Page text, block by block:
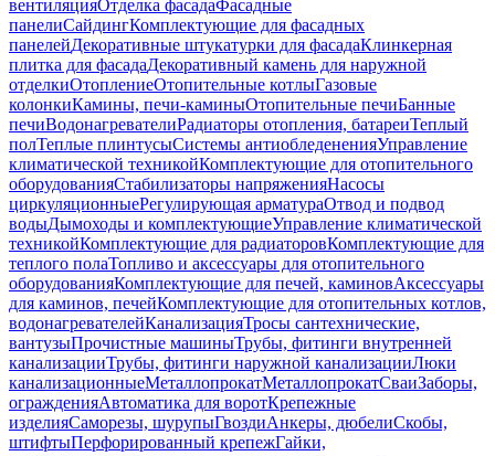
вентиляцияОтделка фасадаФасадные
панелиСайдингКомплектующие для фасадных
панелейДекоративные штукатурки для фасадаКлинкерная
плитка для фасадаДекоративный камень для наружной
отделкиОтоплениеОтопительные котлыГазовые
колонкиКамины, печи-каминыОтопительные печиБанные
печиВодонагревателиРадиаторы отопления, батареиТеплый
полТеплые плинтусыСистемы антиобледененияУправление
климатической техникойКомплектующие для отопительного
оборудованияСтабилизаторы напряженияНасосы
циркуляционныеРегулирующая арматураОтвод и подвод
водыДымоходы и комплектующиеУправление климатической
техникойКомплектующие для радиаторовКомплектующие для
теплого полаТопливо и аксессуары для отопительного
оборудованияКомплектующие для печей, каминовАксессуары
для каминов, печейКомплектующие для отопительных котлов,
водонагревателейКанализацияТросы сантехнические,
вантузыПрочистные машиныТрубы, фитинги внутренней
канализацииТрубы, фитинги наружной канализацииЛюки
канализационныеМеталлопрокатМеталлопрокатСваиЗаборы,
огражденияАвтоматика для воротКрепежные
изделияСаморезы, шурупыГвоздиАнкеры, дюбелиСкобы,
штифтыПерфорированный крепежГайки,